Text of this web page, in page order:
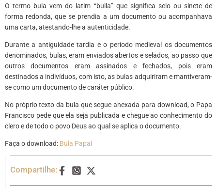
O termo bula vem do latim “bulla” que significa selo ou sinete de
forma redonda, que se prendia a um documento ou acompanhava
uma carta, atestando-lhe a autenticidade.
Durante a antiguidade tardia e o período medieval os documentos
denominados, bulas, eram enviados abertos e selados, ao passo que
outros documentos eram assinados e fechados, pois eram
destinados a indivíduos, com isto, as bulas adquiriram e mantiveram-
se como um documento de caráter público.
No próprio texto da bula que segue anexada para download, o Papa
Francisco pede que ela seja publicada e chegue ao conhecimento do
clero e de todo o povo Deus ao qual se aplica o documento.
Faça o download: Bula Papal
Compartilhe: